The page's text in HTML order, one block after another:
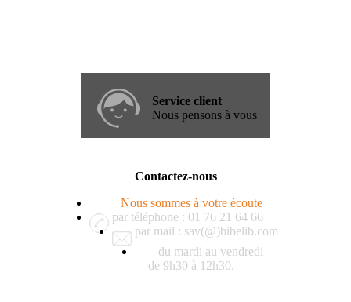
Service client
Nous pensons à vous
Contactez-nous
Nous sommes à votre écoute
par téléphone : 01 76 21 64 66
par mail : sav(@)bibelib.com
du mardi au vendredi
de 9h30 à 12h30.